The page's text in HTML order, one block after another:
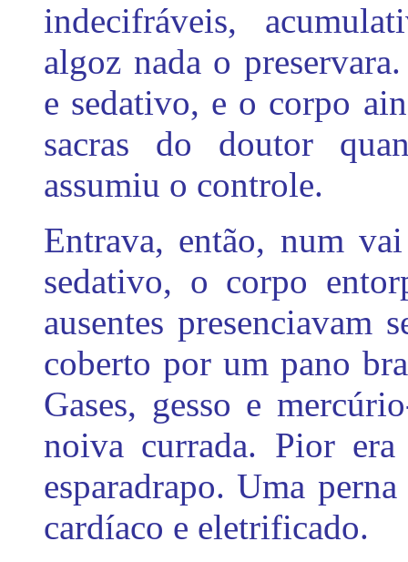
indecifráveis,
algoz nada o
e sedativo, e o corpo
sacras do doutor
assumiu o controle.
Entrava, então, num
sedativo, o corpo
ausentes presenciavam
coberto por um pano
Gases, gesso e
noiva currada. Pior
esparadrapo. Uma
cardíaco e eletrificado.